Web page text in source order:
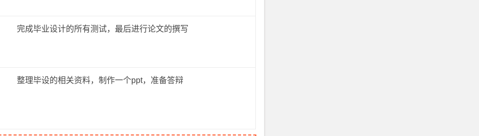
完成毕业设计的所有测试，最后进行论文的撰写
整理毕设的相关资料，制作一个ppt，准备答辩